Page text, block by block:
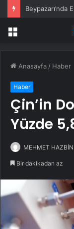
Beypazarı’nda
Menü
Anasayfa / Haber
Haber
Çin’in
Yüzde
MEHMET
Bir dakikadan az